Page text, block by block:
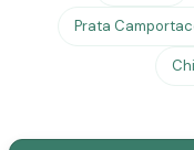
Prata